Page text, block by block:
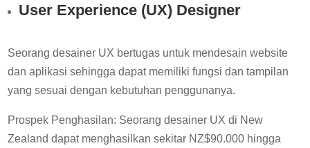
User Experience (UX) Designer
Seorang desainer UX bertugas untuk mendesain website
dan aplikasi sehingga dapat memiliki fungsi dan tampilan
yang sesuai dengan kebutuhan penggunanya.
Prospek Penghasilan: Seorang desainer UX di New
Zealand dapat menghasilkan sekitar NZ$90.000 hingga